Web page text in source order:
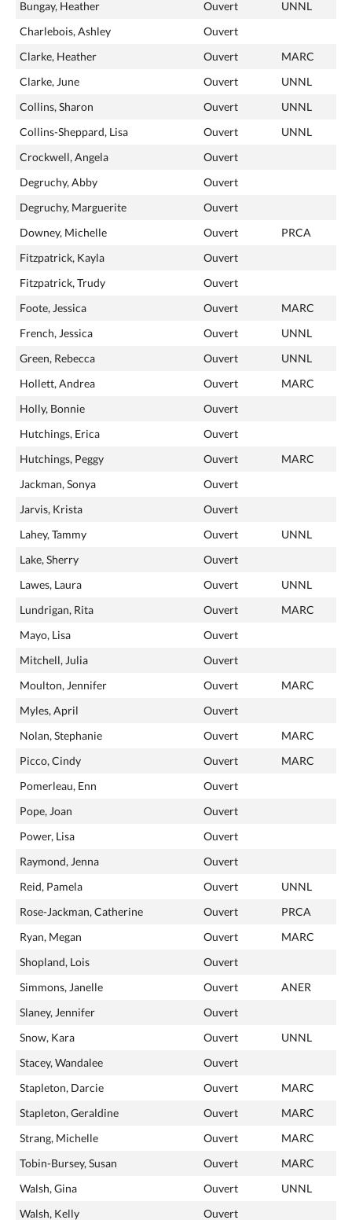
Bungay, Heather
Ouvert
UNNL
Charlebois, Ashley
Ouvert
Clarke, Heather
Ouvert
MARC
Clarke, June
Ouvert
UNNL
Collins, Sharon
Ouvert
UNNL
Collins-Sheppard, Lisa
Ouvert
UNNL
Crockwell, Angela
Ouvert
Degruchy, Abby
Ouvert
Degruchy, Marguerite
Ouvert
Downey, Michelle
Ouvert
PRCA
Fitzpatrick, Kayla
Ouvert
Fitzpatrick, Trudy
Ouvert
Foote, Jessica
Ouvert
MARC
French, Jessica
Ouvert
UNNL
Green, Rebecca
Ouvert
UNNL
Hollett, Andrea
Ouvert
MARC
Holly, Bonnie
Ouvert
Hutchings, Erica
Ouvert
Hutchings, Peggy
Ouvert
MARC
Jackman, Sonya
Ouvert
Jarvis, Krista
Ouvert
Lahey, Tammy
Ouvert
UNNL
Lake, Sherry
Ouvert
Lawes, Laura
Ouvert
UNNL
Lundrigan, Rita
Ouvert
MARC
Mayo, Lisa
Ouvert
Mitchell, Julia
Ouvert
Moulton, Jennifer
Ouvert
MARC
Myles, April
Ouvert
Nolan, Stephanie
Ouvert
MARC
Picco, Cindy
Ouvert
MARC
Pomerleau, Enn
Ouvert
Pope, Joan
Ouvert
Power, Lisa
Ouvert
Raymond, Jenna
Ouvert
Reid, Pamela
Ouvert
UNNL
Rose-Jackman, Catherine
Ouvert
PRCA
Ryan, Megan
Ouvert
MARC
Shopland, Lois
Ouvert
Simmons, Janelle
Ouvert
ANER
Slaney, Jennifer
Ouvert
Snow, Kara
Ouvert
UNNL
Stacey, Wandalee
Ouvert
Stapleton, Darcie
Ouvert
MARC
Stapleton, Geraldine
Ouvert
MARC
Strang, Michelle
Ouvert
MARC
Tobin-Bursey, Susan
Ouvert
MARC
Walsh, Gina
Ouvert
UNNL
Walsh, Kelly
Ouvert